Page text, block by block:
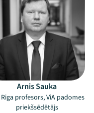
Arnis Sauka
Riga profesors, ViA padomes
priekšsēdētājs